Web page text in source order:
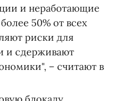
и неработающие
50% от всех
риски для
и сдерживают
– считают в